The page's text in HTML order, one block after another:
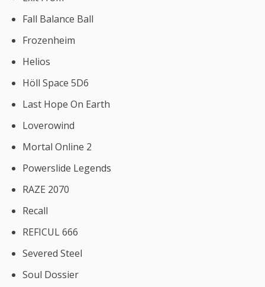
Fall Balance Ball
Frozenheim
Helios
Höll Space 5D6
Last Hope On Earth
Loverowind
Mortal Online 2
Powerslide Legends
RAZE 2070
Recall
REFICUL 666
Severed Steel
Soul Dossier